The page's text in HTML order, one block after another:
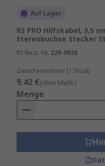
Auf Lager
RS PRO Hilfskabel, 3,5
Stereobuchse Stecker
RS Best.-Nr. 229-9936
Zwischensumme (1 Stück)
9,42 €(ohne MwSt.)
Menge